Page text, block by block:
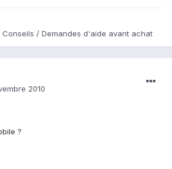
Conseils / Demandes d'aide avant achat
2010
?